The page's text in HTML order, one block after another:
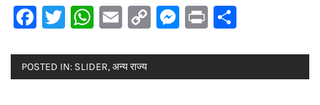
Facebook
Twitter
WhatsApp
Email
CopyMessenger
Print
POSTED IN: SLIDER,अन्य राज्य